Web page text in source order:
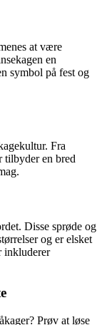
at være
en
symbol på fest og
Fra
tilbyder en bred
Disse sprøde og
og er elsket
inkluderer
Prøv at løse